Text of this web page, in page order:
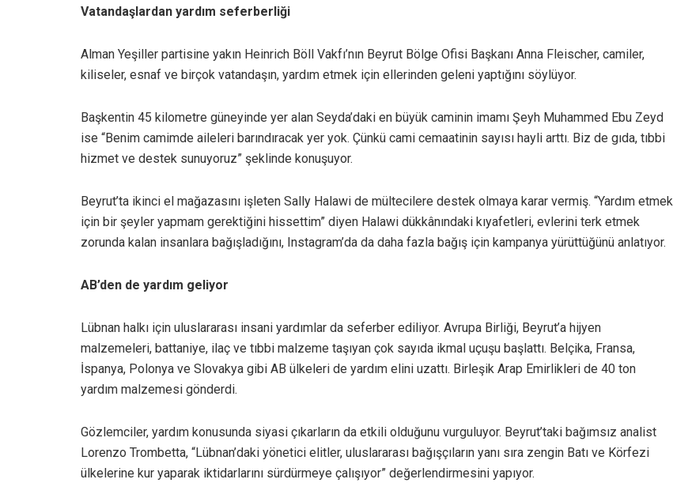
Vatandaşlardan yardım seferberliği
Alman Yeşiller partisine yakın Heinrich Böll Vakfı’nın Beyrut Bölge Ofisi Başkanı Anna Fleischer, camiler,
kiliseler, esnaf ve birçok vatandaşın, yardım etmek için ellerinden geleni yaptığını söylüyor.
Başkentin 45 kilometre güneyinde yer alan Seyda’daki en büyük caminin imamı Şeyh Muhammed Ebu Zeyd
ise “Benim camimde aileleri barındıracak yer yok. Çünkü cami cemaatinin sayısı hayli arttı. Biz de gıda, tıbbi
hizmet ve destek sunuyoruz” şeklinde konuşuyor.
Beyrut’ta ikinci el mağazasını işleten Sally Halawi de mültecilere destek olmaya karar vermiş. “Yardım etmek
için bir şeyler yapmam gerektiğini hissettim” diyen Halawi dükkânındaki kıyafetleri, evlerini terk etmek
zorunda kalan insanlara bağışladığını, Instagram’da da daha fazla bağış için kampanya yürüttüğünü anlatıyor.
AB’den de yardım geliyor
Lübnan halkı için uluslararası insani yardımlar da seferber ediliyor. Avrupa Birliği, Beyrut’a hijyen
malzemeleri, battaniye, ilaç ve tıbbi malzeme taşıyan çok sayıda ikmal uçuşu başlattı. Belçika, Fransa,
İspanya, Polonya ve Slovakya gibi AB ülkeleri de yardım elini uzattı. Birleşik Arap Emirlikleri de 40 ton
yardım malzemesi gönderdi.
Gözlemciler, yardım konusunda siyasi çıkarların da etkili olduğunu vurguluyor. Beyrut’taki bağımsız analist
Lorenzo Trombetta, “Lübnan’daki yönetici elitler, uluslararası bağışçıların yanı sıra zengin Batı ve Körfezi
ülkelerine kur yaparak iktidarlarını sürdürmeye çalışıyor” değerlendirmesini yapıyor.